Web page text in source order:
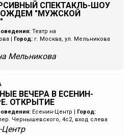
СПЕКТАКЛЬ-ШОУ
"МУЖСКОЙ
Театр на
Город: г. Москва, ул. Мельникова
Мельникова
ВЕЧЕРА В ЕСЕНИН-
ОТКРЫТИЕ
Есенин-Центр
Город:
Чернышевского, 4с2, вход слева
Центр